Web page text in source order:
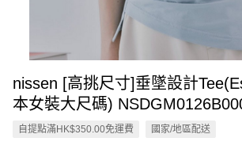
nissen [高挑尺寸]垂墜設計
本女裝大尺碼)
自提點滿HK$350.00免運費 國家/地區配送